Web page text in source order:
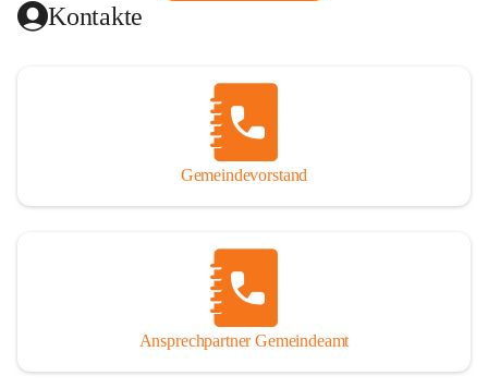
Kontakte
Gemeindevorstand
Ansprechpartner Gemeindeamt